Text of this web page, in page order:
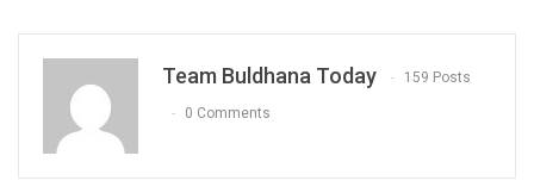
Team Buldhana Today 159 Posts
0 Comments